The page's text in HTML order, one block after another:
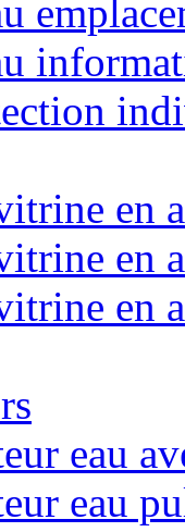
en
en
en
eau
eau